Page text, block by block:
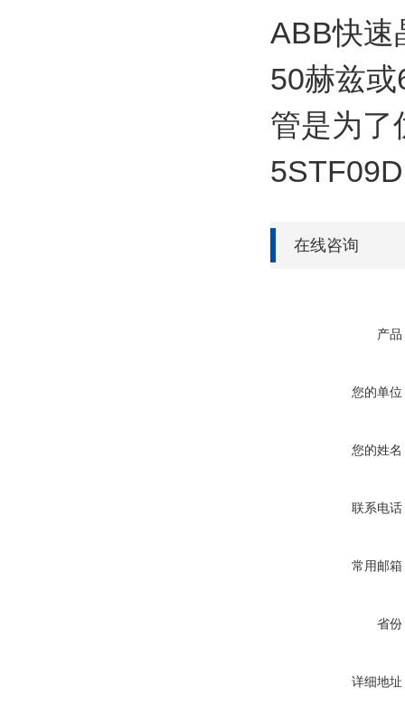
ABB快速
50赫兹
管是为了
在线咨询
产品
您的单位
您的姓名
联系电话
常用邮箱
省份
详细地址